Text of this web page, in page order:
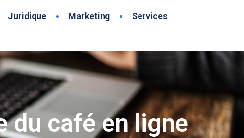
Juridique Marketing Services
du café en ligne